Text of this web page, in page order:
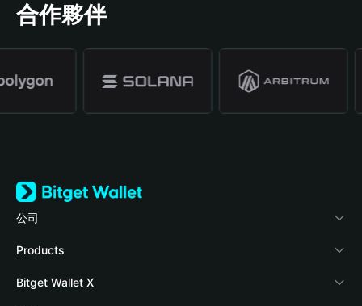
合作夥伴
公司
關於 Bitget Wallet
部落格
Products
Crypto Card
Bitget Wallet X